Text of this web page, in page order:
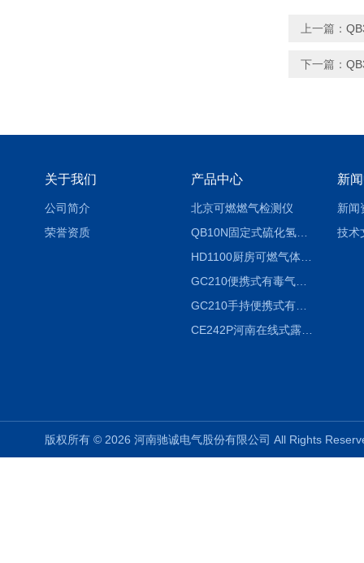
上一篇：
下一篇：
关于我们
公司简介
荣誉资质
产品中心
北京可燃燃气检测仪
QB10N固定式硫化氢气体检测仪H2S气体泄漏探头
HD1100厨房可燃气体泄漏浓度探测器天然气检测仪
GC210便携式有毒气体浓度探测器氨气检测仪养殖场
GC210手持便携式有毒CL2气体探测器氯气检测仪
CE242P河南在线式露点仪
新
新闻
技术
版权所有 © 2026 河南驰诚电气股份有限公司 All Rights